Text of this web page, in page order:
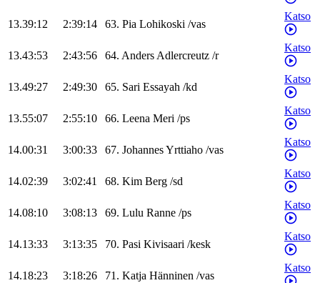
13.39:12 2:39:14 63. Pia Lohikoski /vas
Katso
13.43:53 2:43:56 64. AndersAdlercreutz /r
Katso
13.49:27 2:49:30 65. Sari Essayah /kd
Katso
13.55:07 2:55:10 66. Leena Meri /ps
Katso
14.00:31 3:00:33 67. JohannesYrttiaho /vas
Katso
14.02:39 3:02:41 68. Kim Berg /sd
Katso
14.08:10 3:08:13 69. Lulu Ranne /ps
Katso
14.13:33 3:13:35 70. Pasi Kivisaari /kesk
Katso
14.18:23 3:18:26 71. Katja Hänninen /vas
Katso